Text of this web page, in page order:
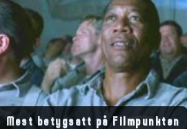
Mest betygsatt på Filmpunkten